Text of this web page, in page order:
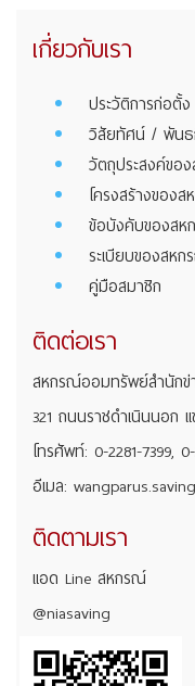
เกี่ยวกับเรา
ประวัติการก่อตั้ง
วิสัยทัศน์ / พัน
วัตถุประสงค์ขอ
โครงสร้างของ
ข้อบังคับของส
ระเบียบของสห
คู่มือสมาชิก
ติดต่อเรา
สหกรณ์ออมทรัพย์สำนักข่
321 ถนนราชดำเนินนอก
โทรศัพท์: 0-2281-7399,
อีเมล:
ติดตามเรา
แอด Line สหกรณ์
@niasaving